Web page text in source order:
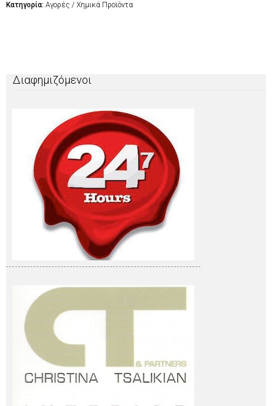
Κατηγορία: Αγορές / Χημικά Προϊόντα
Διαφημιζόμενοι